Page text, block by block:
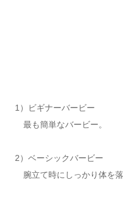
1）ビギナーバービー
最も簡単なバービー。
2）ベーシックバービー
腕立て時にしっかり体を